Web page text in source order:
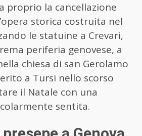
proprio la cancellazione
storica costruita nel
le statuine a Crevari,
periferia genovese, a
chiesa di san Gerolamo
a Tursi nello scorso
il Natale con una
sentita.